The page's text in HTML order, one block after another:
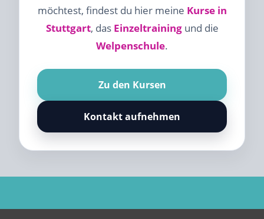
möchtest, findest du hier meine Kurse in
Stuttgart, das Einzeltrainingund die
Welpenschule.
Zu den Kursen
Kontakt aufnehmen